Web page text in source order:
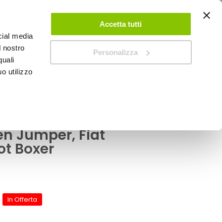
media
nostro
utilizzo
Accetta tutti
Personalizza
ACCEDI CREA UN ACCOUNT CONTATTACI
Jumper, Fiat
Boxer
In Offerta